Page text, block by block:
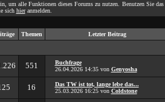
um alle Funktionen dieses Forums zu nutzen. Benutzen Sie das
sich hieranmelden.
Themen Letzter Beitrag
551
Buchfrage
26.04.2026 14:35von Genyosha
16
Das TW ist tot, lange lebe das...
25.03.2026 16:25von Coldstone